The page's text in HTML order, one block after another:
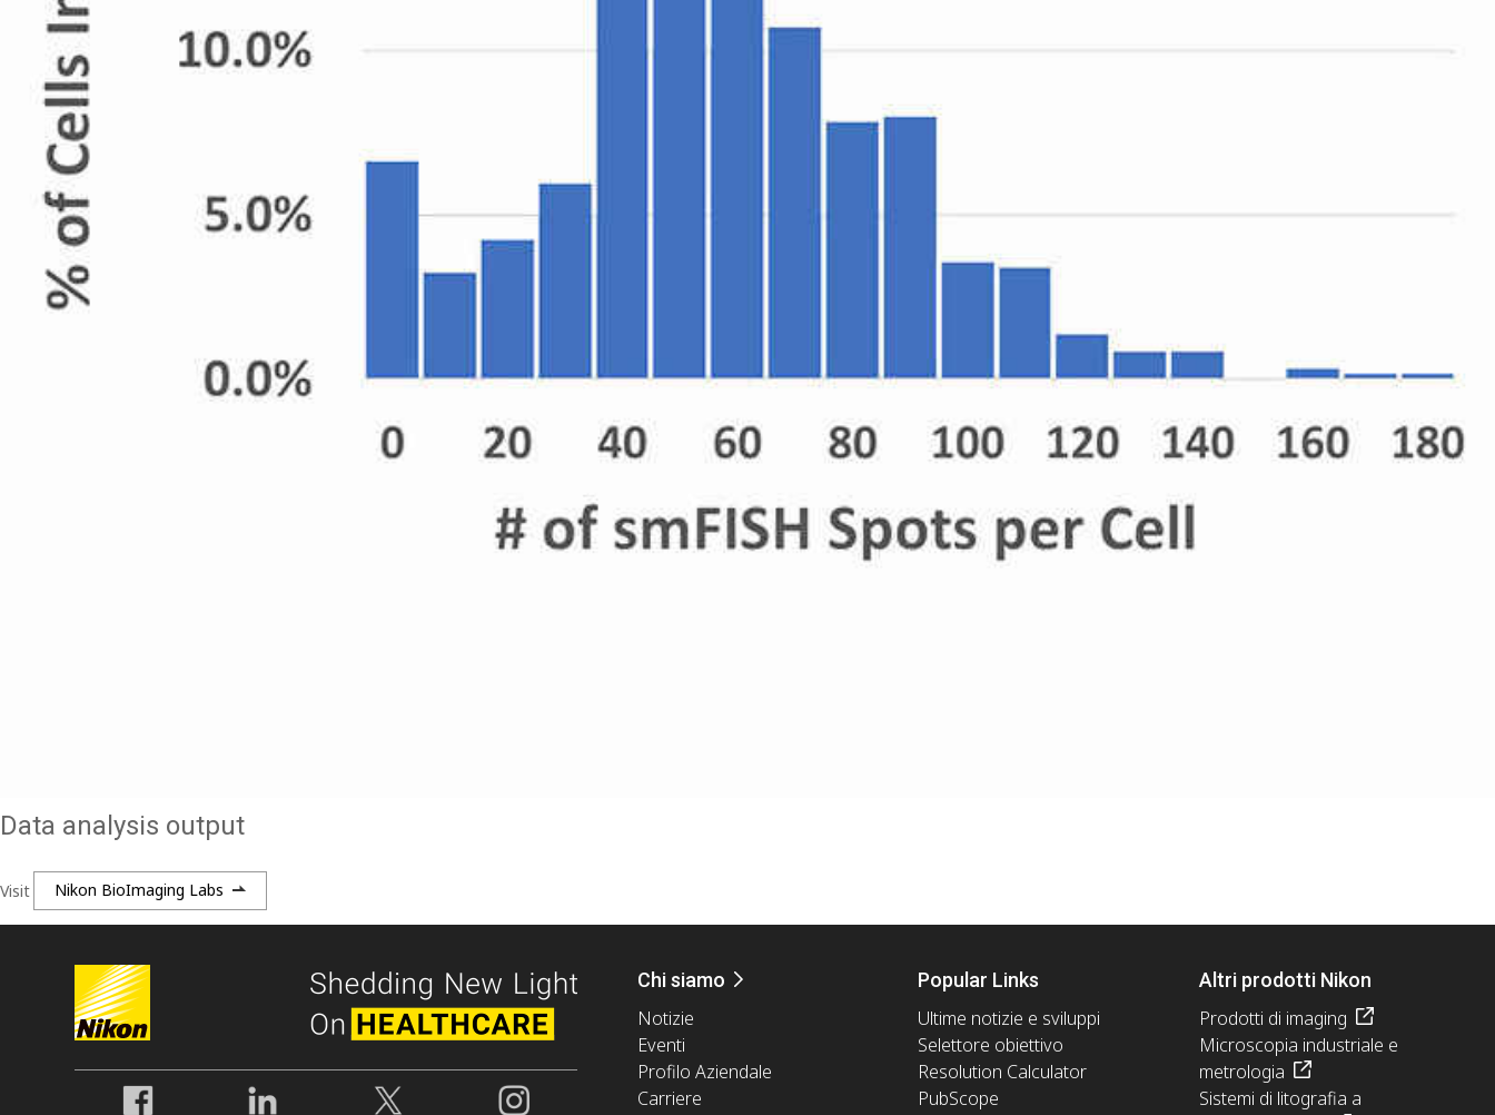
Data analysis output
Visit Nikon BioImaging Labs
Chi siamo
Notizie
Eventi
Profilo Aziendale
Carriere
Popular Links
Ultime notizie e sviluppi
Selettore obiettivo
Resolution Calculator
PubScope
Altri prodotti Nikon
Prodotti di imaging
Microscopia industriale e
metrologia
Sistemi di litografia a